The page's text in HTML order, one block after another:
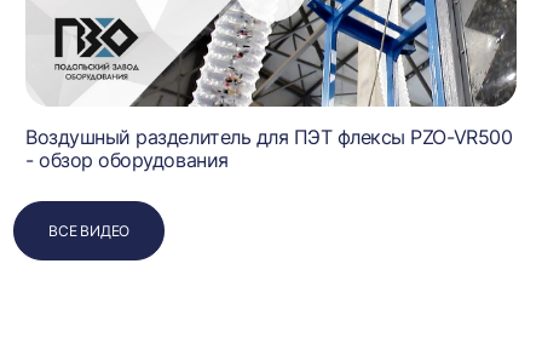
Воздушный разделитель для ПЭТ флексы PZO-VR500
- обзор оборудования
ВСЕ ВИДЕО